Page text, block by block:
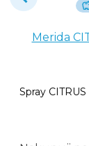
Merida
Spray